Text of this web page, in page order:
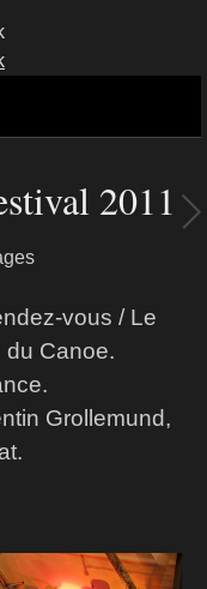
2011
vous / Le
du Canoe.
Grollemund,